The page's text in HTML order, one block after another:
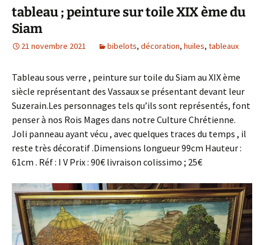
tableau ; peinture sur toile XIX ème du
Siam
21 novembre 2021 bibelots, décoration, huiles, tableaux
Tableau sous verre , peinture sur toile du Siam au XIX ème
siècle représentant des Vassaux se présentant devant leur
Suzerain.Les personnages tels qu’ils sont représentés, font
penser à nos Rois Mages dans notre Culture Chrétienne.
Joli panneau ayant vécu , avec quelques traces du temps , il
reste très décoratif .Dimensions longueur 99cm Hauteur :
61cm . Réf : I V Prix : 90€ livraison colissimo ; 25€